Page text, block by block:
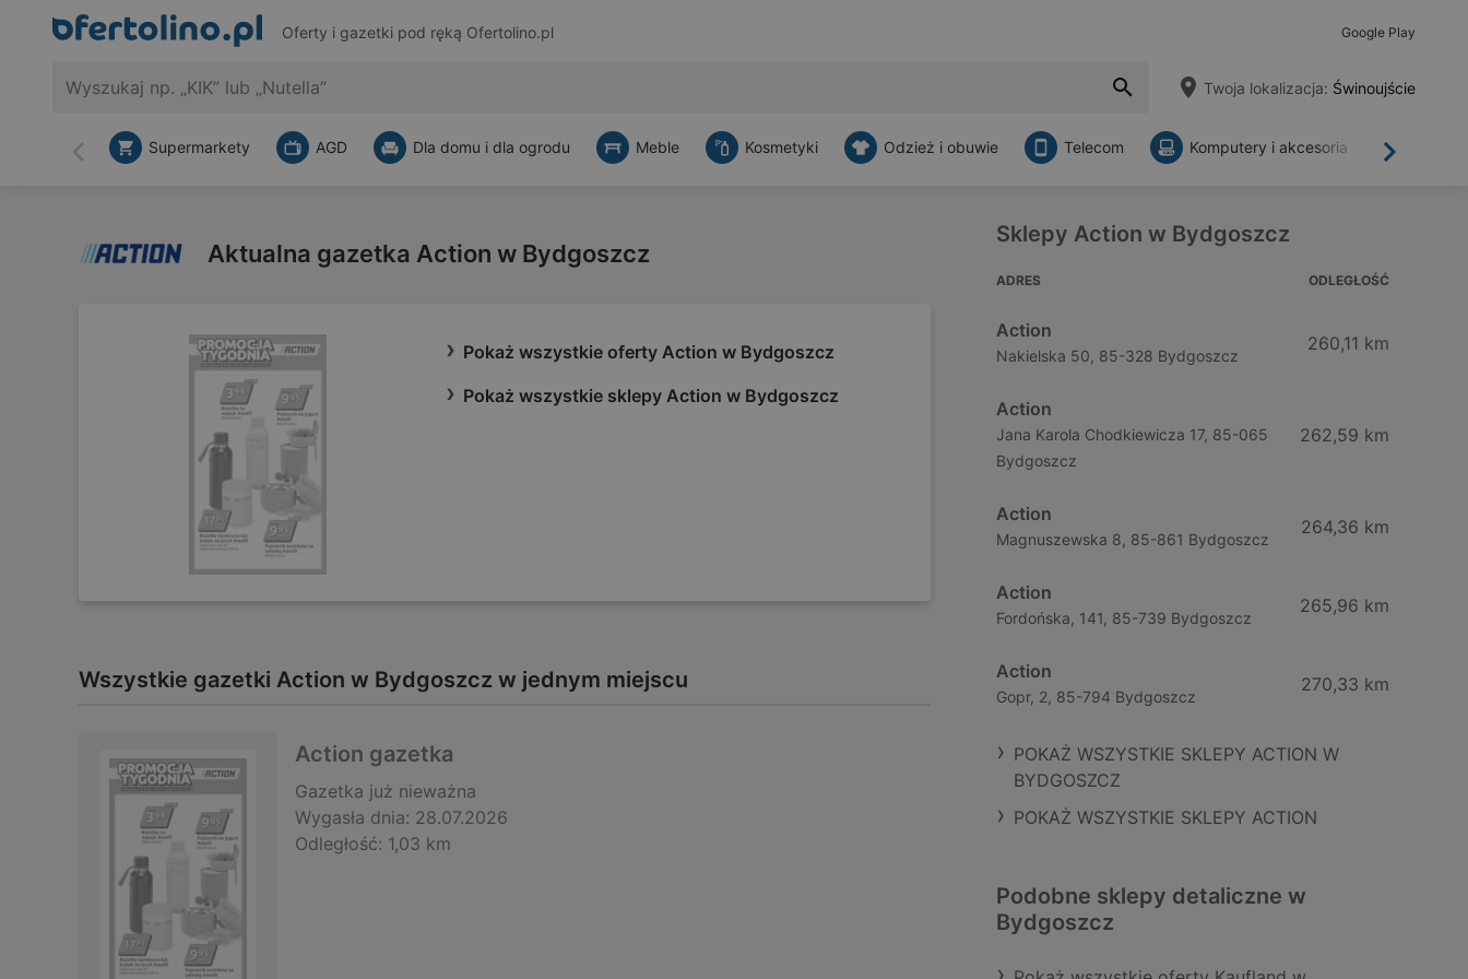
Oferty i gazetki pod ręką Ofertolino.pl Google Play
Twoja lokalizacja: Świnoujście
Wstecz Dalej
Supermarkety AGD Dla domu i dla ogrodu Meble Kosmetyki Odzież i obuwie Telecom Komputery i akcesoria
Aktualna gazetka Action w Bydgoszcz
Pokaż wszystkie oferty Action w Bydgoszcz
Pokaż wszystkie sklepy Action w Bydgoszcz
Wszystkie gazetki Action w Bydgoszcz w jednym miejscu
Action gazetka
Gazetka już nieważna
Wygasła dnia: 28.07.2026
Odległość: 1,03 km
Sklepy Action w Bydgoszcz
ADRES ODLEGŁOŚĆ
Action
Nakielska 50, 85-328 Bydgoszcz
260,11 km
Action
Jana Karola Chodkiewicza 17, 85-065
Bydgoszcz
262,59 km
Action
Magnuszewska 8, 85-861 Bydgoszcz
264,36 km
Action
Fordońska, 141, 85-739 Bydgoszcz
265,96 km
Action
Gopr, 2, 85-794 Bydgoszcz
270,33 km
POKAŻ WSZYSTKIE SKLEPY ACTION W
BYDGOSZCZ
POKAŻ WSZYSTKIE SKLEPY ACTION
Podobne sklepy detaliczne w
Bydgoszcz